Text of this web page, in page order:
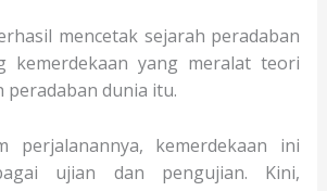
mencetak sejarah peradaban
kemerdekaan yang meralat teori
peradaban dunia itu.
perjalanannya, kemerdekaan ini
ujian dan pengujian. Kini,